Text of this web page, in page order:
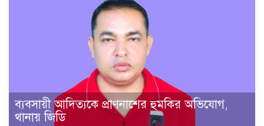
ব্যবসায়ী আদিত্যকে প্রাণনাশের হুমকির অভিযোগ,
থানায় জিডি